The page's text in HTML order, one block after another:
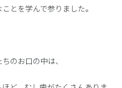
とを学んで参りました。
のお口の中は、